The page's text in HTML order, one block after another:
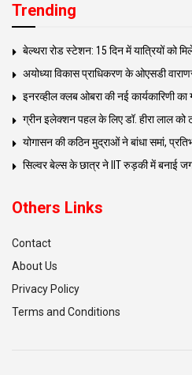
Trending
बेल्थरा रोड स्टेशन: 15 दिन में यात्रियों को
अयोध्या विकास प्राधिकरण के ओएसडी
इनरव्हील क्लब ओबरा की नई कार्यकारिणी
ग्रीन इलेक्शन पहल के लिए डॉ. हीरा लाल को
योगासन की कठिन मुद्राओं ने बांधा समां,
सिल्वर बेल्स के छात्र ने IIT रुड़की में बनाई
Others Links
Contact
About Us
Privacy Policy
Terms and Conditions